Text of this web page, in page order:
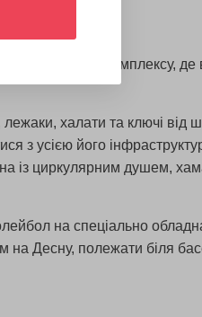
комплексу, де
лежаки, халати та ключі
з усією його
із циркулярним душем,
на спеціально
Десну, полежати біля